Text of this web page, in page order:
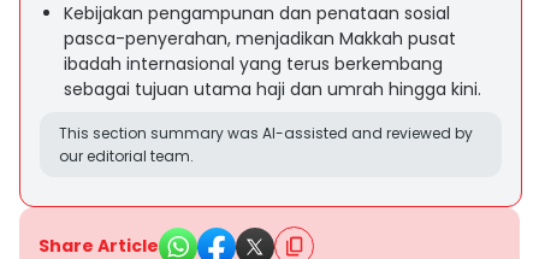
Kebijakan pengampunan dan penataan sosial
pasca-penyerahan, menjadikan Makkah pusat
ibadah internasional yang terus berkembang
sebagai tujuan utama haji dan umrah hingga kini.
This section summary was AI-assisted and reviewed by
our editorial team.
Share Article